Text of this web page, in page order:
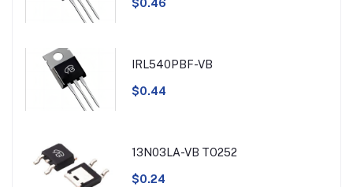
$0.46
IRL540PBF-VB
$0.44
13N03LA-VB TO252
$0.24